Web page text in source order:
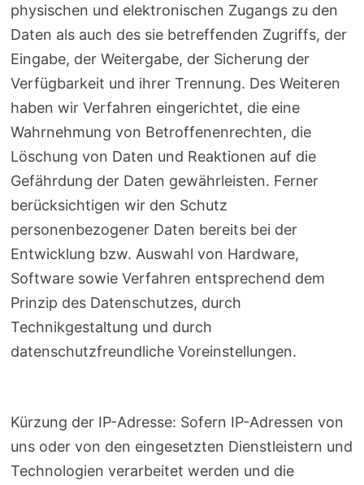
physischen und elektronischen Zugangs zu den
Daten als auch des sie betreffenden Zugriffs, der
Eingabe, der Weitergabe, der Sicherung der
Verfügbarkeit und ihrer Trennung. Des Weiteren
haben wir Verfahren eingerichtet, die eine
Wahrnehmung von Betroffenenrechten, die
Löschung von Daten und Reaktionen auf die
Gefährdung der Daten gewährleisten. Ferner
berücksichtigen wir den Schutz
personenbezogener Daten bereits bei der
Entwicklung bzw. Auswahl von Hardware,
Software sowie Verfahren entsprechend dem
Prinzip des Datenschutzes, durch
Technikgestaltung und durch
datenschutzfreundliche Voreinstellungen.
Kürzung der IP-Adresse: Sofern IP-Adressen von
uns oder von den eingesetzten Dienstleistern und
Technologien verarbeitet werden und die